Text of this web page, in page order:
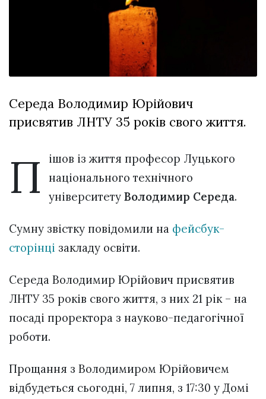
залишив у
27 Липня 2026
784 переглядів
Лайф
Афіша
Політика конфіденційності
Середа Володимир Юрійович
присвятив ЛНТУ 35 років свого життя.
П
ішов із життя професор Луцького
національного технічного
університетуВолодимир Середа.
Сумну звістку повідомили на фейсбук-
сторінці закладу освіти.
Середа Володимир Юрійович присвятив
ЛНТУ 35 років свого життя, з них 21 рік – на
посаді проректора з науково-педагогічної
роботи.
Прощання з Володимиром Юрійовичем
відбудеться сьогодні, 7 липня, з 17:30 у Домі